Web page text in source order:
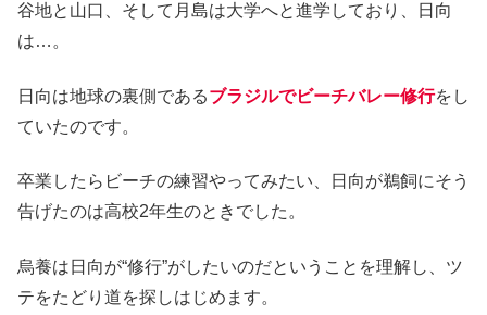
谷地と山口、そして月島は大学へと進学しており、日向
は…。
日向は地球の裏側であるブラジルでビーチバレー修行をし
ていたのです。
卒業したらビーチの練習やってみたい、日向が鵜飼にそう
告げたのは高校2年生のときでした。
烏養は日向が“修行”がしたいのだということを理解し、ツ
テをたどり道を探しはじめます。